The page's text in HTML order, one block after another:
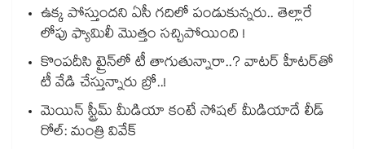
ఉక్క పోస్తుందని ఏసీ గదిలో పండుకున్నరు.. తెల్లారే
లోపు ఫ్యామిలీ మొత్తం సచ్చిపోయింది !
కొంపదీసి ట్రైన్⁬లో టీ తాగుతున్నారా..? వాటర్ హీటర్⁭⁭తో
టీ వేడి చేస్తున్నారు బ్రో..!
మెయిన్ స్ట్రీమ్ మీడియా కంటే సోషల్ మీడియాదే లీడ్
రోల్: మంత్రి వివేక్